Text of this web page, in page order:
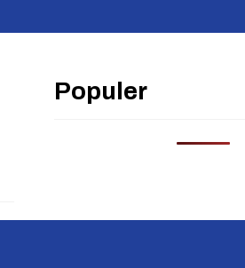
Populer